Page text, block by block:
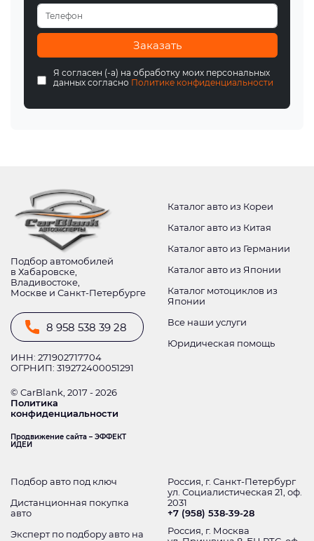
Заказать
Я согласен (-а) на обработку моих персональных
данных согласно Политике конфиденциальности
Подбор автомобилей
в Хабаровске,
Владивостоке,
Москве и Санкт-Петербурге
8 958 538 39 28
ИНН: 271902717704
ОГРНИП: 319272400051291
© CarBlank, 2017 - 2026
Политика
конфиденциальности
Продвижение сайта – ЭФФЕКТ
ИДЕИ
Каталог авто из Кореи
Каталог авто из Китая
Каталог авто из Германии
Каталог авто из Японии
Каталог мотоциклов из
Японии
Все наши услуги
Юридическая помощь
Подбор авто под ключ
Дистанционная покупка
авто
Эксперт по подбору авто на
Россия, г. Санкт-Петербург
ул. Социалистическая 21, оф.
2031
+7 (958) 538-39-28
Россия, г. Москва